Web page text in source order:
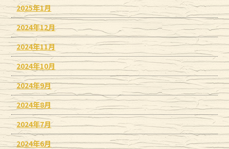
2025年1月
2024年12月
2024年11月
2024年10月
2024年9月
2024年8月
2024年7月
2024年6月